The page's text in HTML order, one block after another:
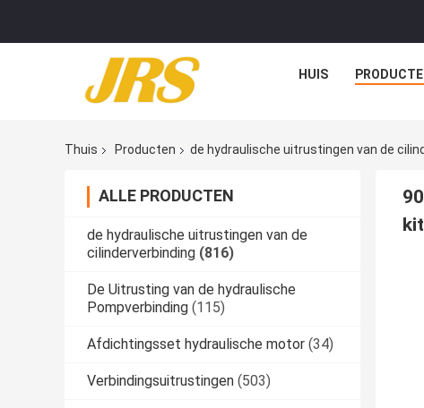
HUIS
Thuis Producten de hydraulische uitrustingen van de
ALLE PRODUCTEN
de hydraulische uitrustingen van de
cilinderverbinding (816)
De Uitrusting van de hydraulische
Pompverbinding (115)
Afdichtingsset hydraulische motor (34)
Verbindingsuitrustingen (503)